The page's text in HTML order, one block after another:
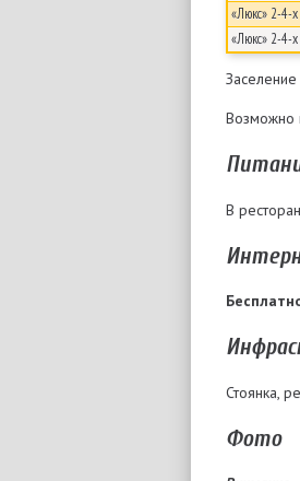
«Люкс» 2-4-
«Люкс» 2-4-
Возможно
В
Стоянка,
Фото